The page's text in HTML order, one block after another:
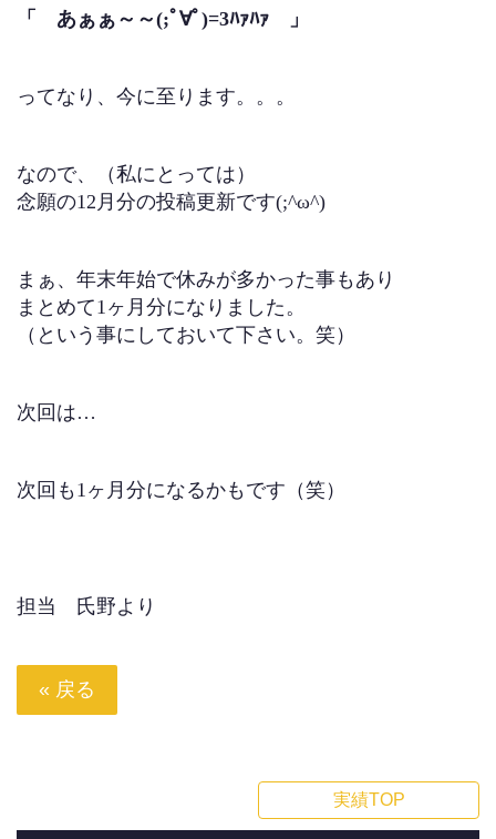
「 あぁぁ～～(;ﾟ∀ﾟ)=3ﾊｧﾊｧ 」
ってなり、今に至ります。。。
なので、（私にとっては）
念願の12月分の投稿更新です(;^ω^)
まぁ、年末年始で休みが多かった事もあり
まとめて1ヶ月分になりました。
（という事にしておいて下さい。笑）
次回は…
次回も1ヶ月分になるかもです（笑）
担当 氏野より
« 戻る
実績TOP